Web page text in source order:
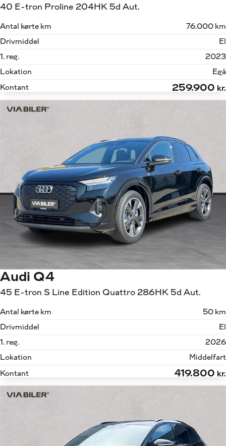
40 E-tron Proline 204HK 5d Aut.
Antal kørte km
76.000 km
Drivmiddel
El
1. reg.
2023
Lokation
Egå
Kontant
259.900 kr.
Audi Q4
45 E-tron S Line Edition Quattro 286HK 5d Aut.
Antal kørte km
50 km
Drivmiddel
El
1. reg.
2026
Lokation
Middelfart
Kontant
419.800 kr.